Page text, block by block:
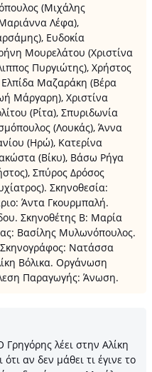
(Μιχάλης
Λέφα),
Ευδοκία
Μουρελάτου (Χριστίνα
Πυργιώτης), Χρήστος
Μαζαράκη (Βέρα
Μάργαρη), Χριστίνα
(Ρίτα), Σπυριδωνία
(Λουκάς), Άννα
(Ηρώ), Κατερίνα
(Βίκυ), Βάσω Ρήγα
Σπύρος Δρόσος
Σκηνοθεσία:
Άντα Γκουρμπαλή.
Σκηνοθέτης Β: Μαρία
Βασίλης Μυλωνόπουλος.
Νατάσσα
Βόλικα. Οργάνωση
Παραγωγής: Άνωση.
Γρηγόρης λέει στην Αλίκη
αν δεν μάθει τι έγινε το